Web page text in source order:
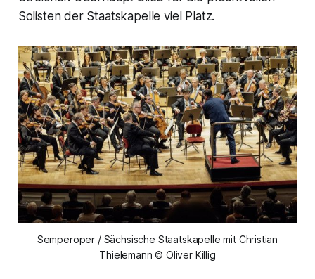
Solisten der Staatskapelle viel Platz.
Semperoper / Sächsische Staatskapelle mit Christian
Thielemann © Oliver Killig